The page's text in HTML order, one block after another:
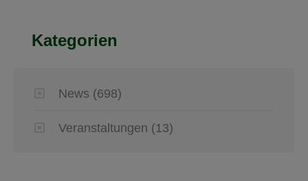
Kategorien
News (698)
Veranstaltungen (13)